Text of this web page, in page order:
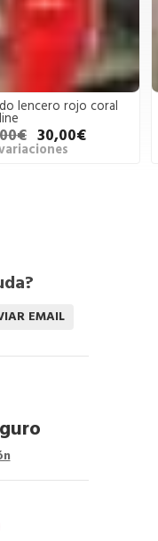
lencero rojo coral
30,00€
EMAIL